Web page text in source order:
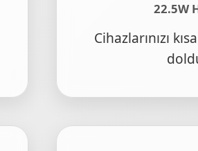
22.5W
Cihazlarınızı